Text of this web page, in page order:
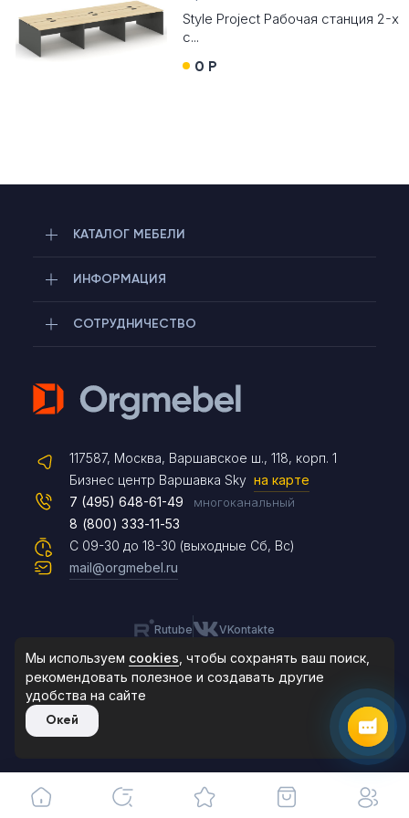
Style Project Рабочая станция 2-х
с...
0 Р
КАТАЛОГ МЕБЕЛИ
ИНФОРМАЦИЯ
СОТРУДНИЧЕСТВО
117587, Москва, Варшавское ш., 118, корп. 1
Бизнес центр Варшавка Sky на карте
С 09-30 до 18-30 (выходные Сб, Вс)
7 (495) 648-61-49 многоканальный
8 (800) 333-11-53
mail@orgmebel.ru
Rutube VKontakte
Продажа офисной мебели.
Все права защищены.
Telegram
Max
Чат на сайте
8 (495) 183-47-87
По будням с 09:30 до 18:30
Мы используем cookies , чтобы сохранять ваш поиск,
рекомендовать полезное и создавать другие
удобства на сайте
Окей